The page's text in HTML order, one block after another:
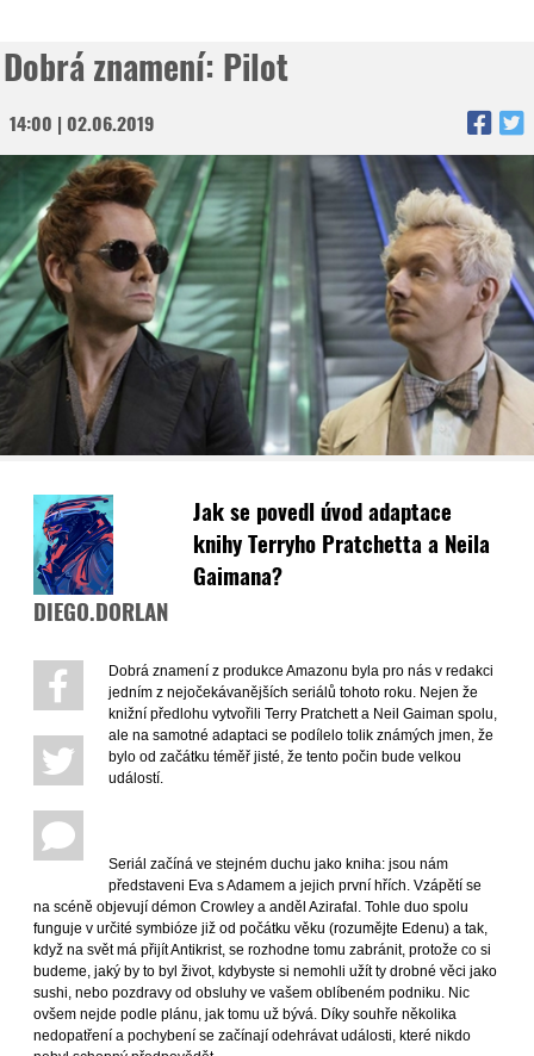
Dobrá znamení: Pilot
14:00 | 02.06.2019
DIEGO.DORLAN
Jak se povedl úvod adaptace
knihy Terryho Pratchetta a Neila
Gaimana?
Dobrá znamení z produkce Amazonu byla pro nás v redakci
jedním z nejočekávanějších seriálů tohoto roku. Nejen že
knižní předlohu vytvořili Terry Pratchett a Neil Gaiman spolu,
ale na samotné adaptaci se podílelo tolik známých jmen, že
bylo od začátku téměř jisté, že tento počin bude velkou
událostí.
Seriál začíná ve stejném duchu jako kniha: jsou nám
představeni Eva s Adamem a jejich první hřích. Vzápětí se
na scéně objevují démon Crowley a anděl Azirafal. Tohle duo spolu
funguje v určité symbióze již od počátku věku (rozumějte Edenu) a tak,
když na svět má přijít Antikrist, se rozhodne tomu zabránit, protože co si
budeme, jaký by to byl život, kdybyste si nemohli užít ty drobné věci jako
sushi, nebo pozdravy od obsluhy ve vašem oblíbeném podniku. Nic
ovšem nejde podle plánu, jak tomu už bývá. Díky souhře několika
nedopatření a pochybení se začínají odehrávat události, které nikdo